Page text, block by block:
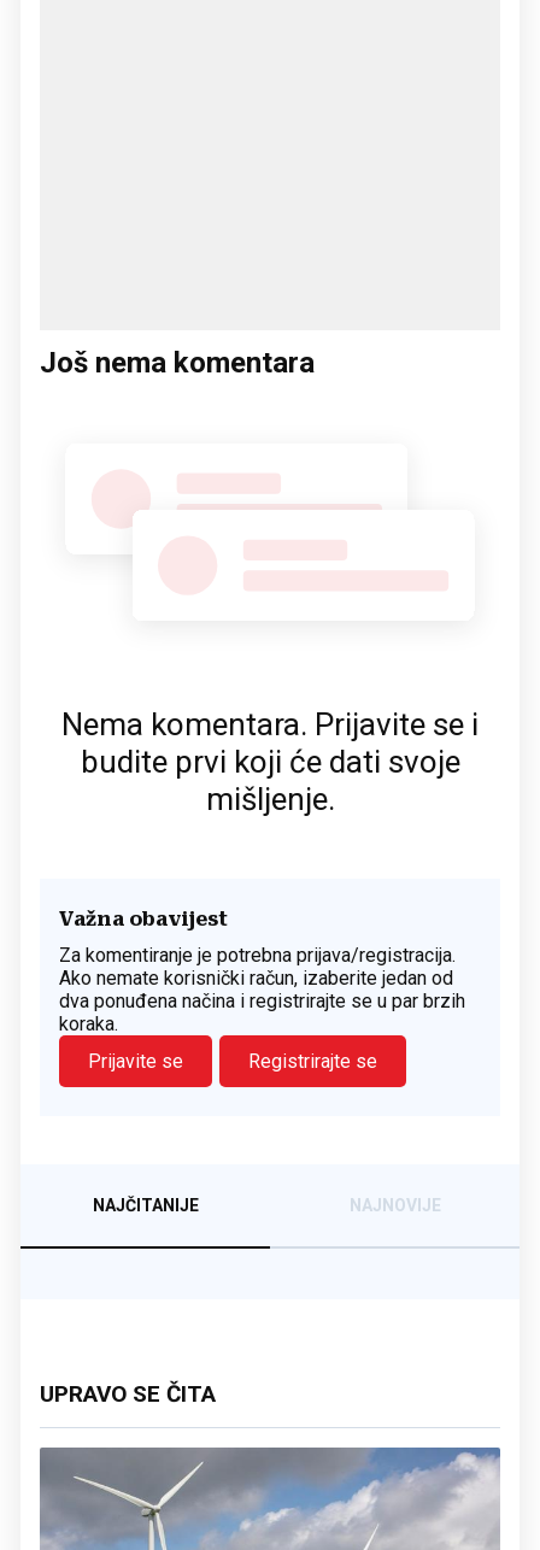
Još nema komentara
Nema komentara. Prijavite se i
budite prvi koji će dati svoje
mišljenje.
Važna obavijest
Za komentiranje je potrebna prijava/registracija.
Ako nemate korisnički račun, izaberite jedan od
dva ponuđena načina i registrirajte se u par brzih
koraka.
Prijavite se
Registrirajte se
NAJČITANIJE NAJNOVIJE
UPRAVO SE ČITA